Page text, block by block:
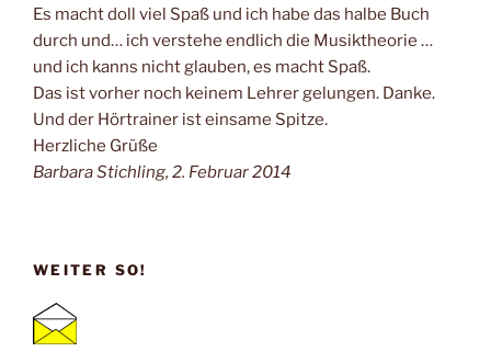
Es macht doll viel Spaß und ich habe das halbe Buch
durch und… ich verstehe endlich die Musiktheorie …
und ich kanns nicht glauben, es macht Spaß.
Das ist vorher noch keinem Lehrer gelungen. Danke.
Und der Hörtrainer ist einsame Spitze.
Herzliche Grüße
Barbara Stichling, 2. Februar 2014
WEITER SO!